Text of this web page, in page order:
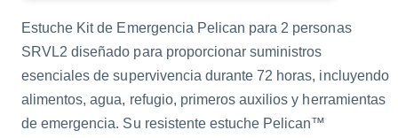
Estuche Kit de Emergencia Pelican para 2 personas
SRVL2 diseñado para proporcionar suministros
esenciales de supervivencia durante 72 horas, incluyendo
alimentos, agua, refugio, primeros auxilios y herramientas
de emergencia. Su resistente estuche Pelican™